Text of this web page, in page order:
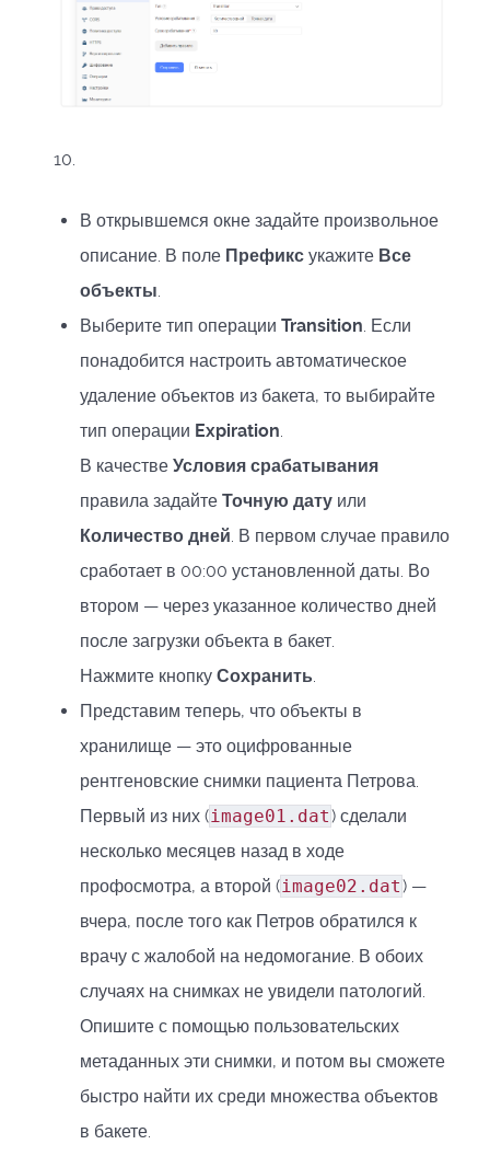
10.
В открывшемся окне задайте произвольное
описание. В поле Префикс укажите Все
объекты
Выберите тип операции Transition . Если
понадобится настроить автоматическое
удаление объектов из бакета, то выбирайте
тип операции Expiration
В качестве Условия срабатывания
правила задайте Точную дату или
Количество дней . В первом случае правило
сработает в 00:00 установленной даты. Во
втором — через указанное количество дней
после загрузки объекта в бакет.
Нажмите кнопку Сохранить
Представим теперь, что объекты в
хранилище — это оцифрованные
рентгеновские снимки пациента Петрова.
Первый из них (image01.dat) сделали
несколько месяцев назад в ходе
профосмотра, а второй (image02.dat) —
вчера, после того как Петров обратился к
врачу с жалобой на недомогание. В обоих
случаях на снимках не увидели патологий.
Опишите с помощью пользовательских
метаданных эти снимки, и потом вы сможете
быстро найти их среди множества объектов
в бакете.